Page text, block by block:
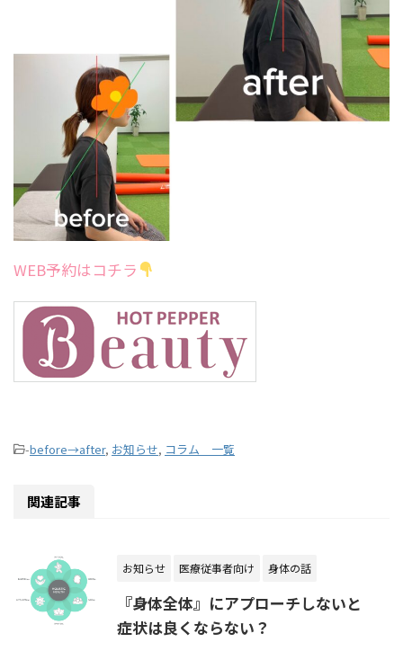
WEB予約はコチラ
-before→after, お知らせ, コラム 一覧
関連記事
お知らせ 医療従事者向け 身体の話
『身体全体』にアプローチしないと
症状は良くならない？